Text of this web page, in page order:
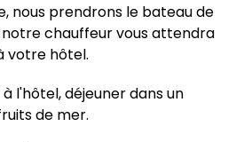
nous prendrons le bateau de
chauffeur vous attendra
votre hôtel.
l'hôtel, déjeuner dans un
de mer.